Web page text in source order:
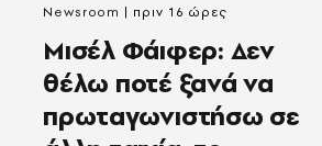
Μισέλ Φάιφερ: Δεν
θέλω ποτέ ξανά να
πρωταγωνιστήσω σε
Newsroom πριν 16 ώρες